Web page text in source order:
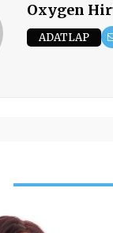
Oxygen
ADATLAP